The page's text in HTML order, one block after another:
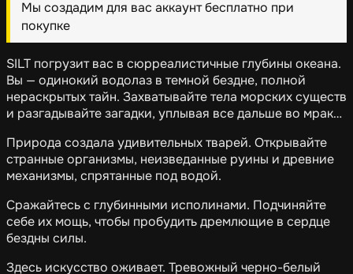
Мы создадим для вас аккаунт бесплатно при
покупке
SILT погрузит вас в сюрреалистичные глубины океана.
Вы — одинокий водолаз в темной бездне, полной
нераскрытых тайн. Захватывайте тела морских существ
и разгадывайте загадки, уплывая все дальше во мрак…
Природа создала удивительных тварей. Открывайте
странные организмы, неизведанные руины и древние
механизмы, спрятанные под водой.
Сражайтесь с глубинными исполинами. Подчиняйте
себе их мощь, чтобы пробудить дремлющие в сердце
бездны силы.
Здесь искусство оживает. Тревожный черно-белый